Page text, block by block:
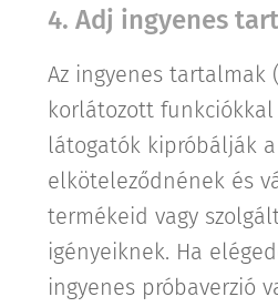
4. Adj ingyenes
Az ingyenes tartalmak
korlátozott
látogatók kipróbálják
elköteleződnének és
termékeid vagy
igényeiknek. Ha
ingyenes próbaverzió